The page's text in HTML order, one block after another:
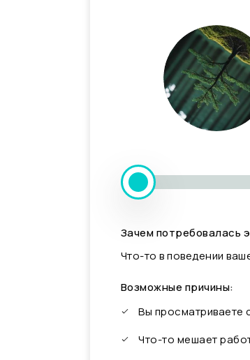
Зачем потребовалась
Что-то в поведении
Возможные причины:
Вы просматриваете
Что-то мешает